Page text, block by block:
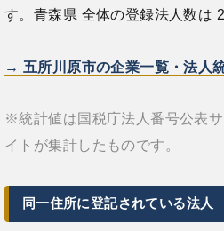
す。青森県 全体の登録法人数は
→ 五所川原市の企業一覧・法人
※統計値は国税庁法人番号公表
イトが集計したものです。
同一住所に登記されている法人